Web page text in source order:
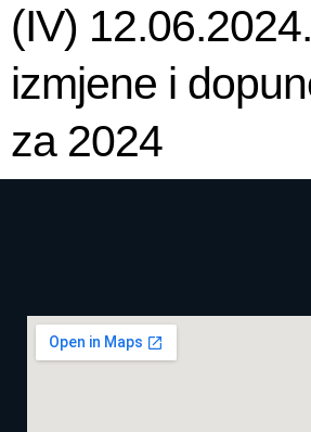
(IV)
izmjene i
za 2024